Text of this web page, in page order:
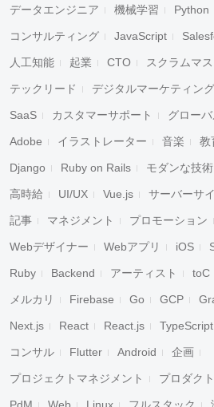
データエンジニア 機械学習 Python
コンサルティング JavaScript
人工知能 起業 CTO スクラムマ
テックリード デジタルマーケティング
SaaS カスタマーサポート グロー
Adobe イラストレーター 音楽 教
Django Ruby on Rails モダンな技術
高時給 UI/UX Vue.js サーバーサ
記事 マネジメント プロモーション
Webデザイナー Webアプリ iOS
Ruby Backend アーティスト toC
メルカリ Firebase Go GCP
Next.js React React.js TypeScript
コンサル Flutter Android 企画
プロジェクトマネジメント プロダク